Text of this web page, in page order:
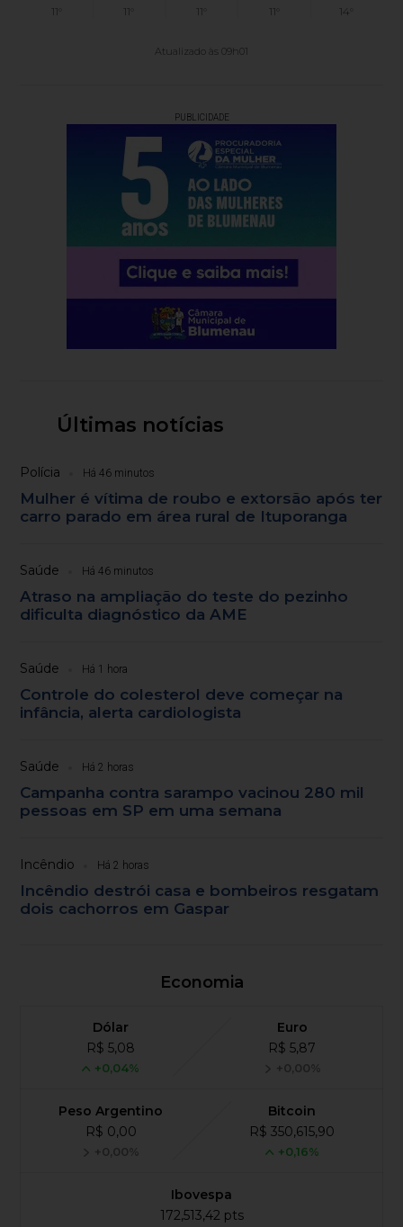
11°
11°
11°
11°
14°
Atualizado às 09h01
PUBLICIDADE
Últimas notícias
Polícia Há 46 minutos
Mulher é vítima de roubo e extorsão após ter
carro parado em área rural de Ituporanga
Saúde Há 46 minutos
Atraso na ampliação do teste do pezinho
dificulta diagnóstico da AME
Saúde Há 1 hora
Controle do colesterol deve começar na
infância, alerta cardiologista
Saúde Há 2 horas
Campanha contra sarampo vacinou 280 mil
pessoas em SP em uma semana
Incêndio Há 2 horas
Incêndio destrói casa e bombeiros resgatam
dois cachorros em Gaspar
Economia
Dólar
R$ 5,08
+0,04%
Euro
R$ 5,87
+0,00%
Peso Argentino
R$ 0,00
+0,00%
Bitcoin
R$ 350,615,90
+0,16%
Ibovespa
172,513,42 pts